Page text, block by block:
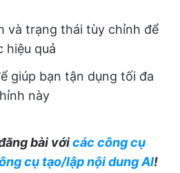
và trạng thái tùy chỉnh để
hiệu quả
giúp bạn tận dụng tối đa
này
bài vớicác công cụ
cụ tạo/lập nội dung AI!